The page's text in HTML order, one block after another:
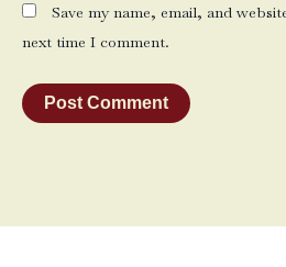
Save my name, email, and
next time I comment.